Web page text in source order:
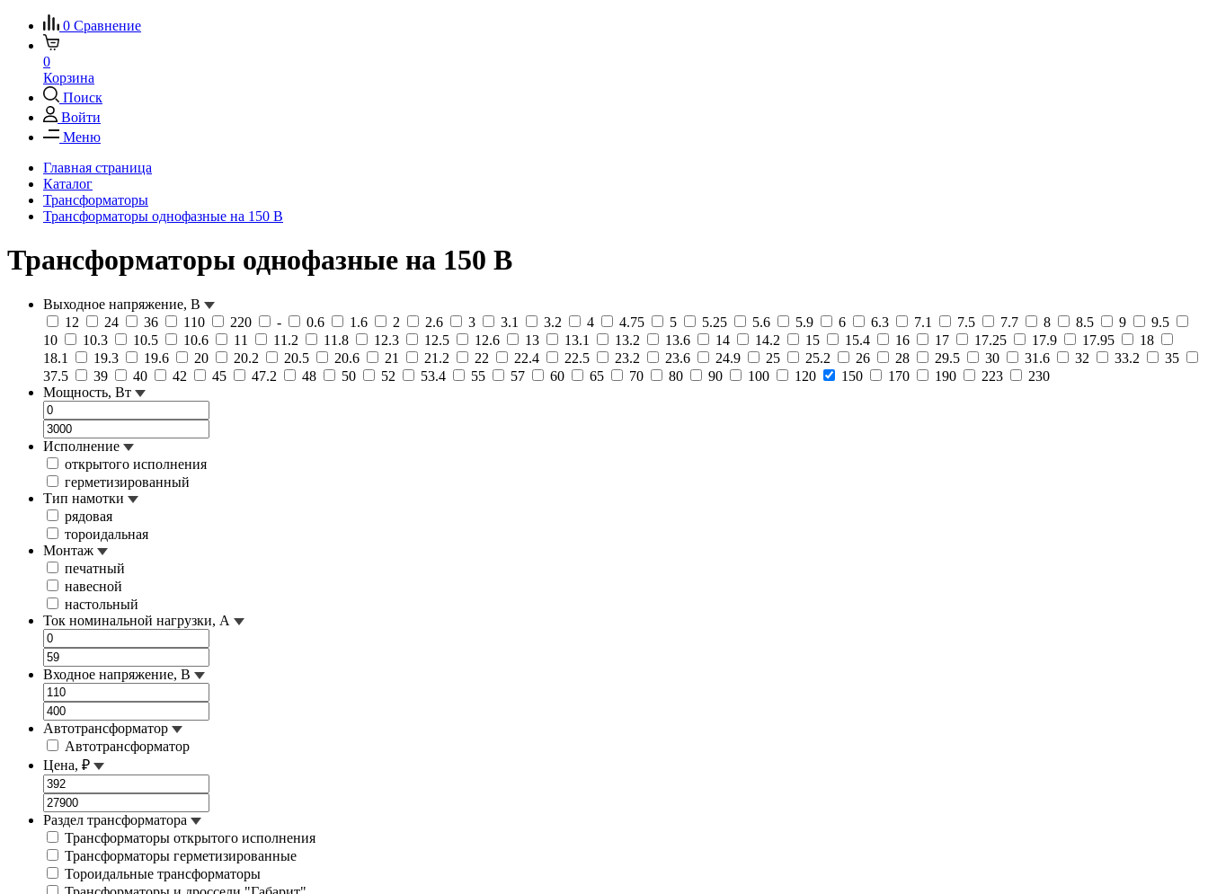
0 Сравнение
0
Корзина
Поиск
Войти
Меню
Главная страница
Каталог
Трансформаторы
Трансформаторы однофазные на 150 В
Трансформаторы однофазные на 150 В
Выходное напряжение, В
12
24 36 110 220 - 0.6 1.6 2 2.6 3 3.1 3.2 4 4.75 5 5.25 5.6 5.9 6 6.3 7.1 7.5 7.7 8 8.5 9
9.5
10
10.3 10.5 10.6 11 11.2 11.8 12.3 12.5 12.6 13 13.1 13.2 13.6 14 14.2 15 15.4 16 17 17.25 17.9 17.95
18
18.1
19.3 19.6 20 20.2 20.5 20.6 21 21.2 22 22.4 22.5 23.2 23.6 24.9 25 25.2 26 28 29.5 30 31.6 32 33.2
35
37.5
39 40 42 45 47.2 48 50 52 53.4 55 57 60 65 70 80 90 100 120 150 170 190 223
230
Мощность, Вт
Исполнение
открытого исполнения
герметизированный
Тип намотки
рядовая
тороидальная
Монтаж
печатный
навесной
настольный
Ток номинальной нагрузки, А
Входное напряжение, В
Автотрансформатор
Автотрансформатор
Цена, ₽
Раздел трансформатора
Трансформаторы открытого исполнения
Трансформаторы герметизированные
Тороидальные трансформаторы